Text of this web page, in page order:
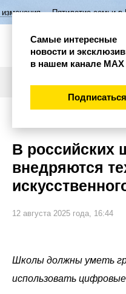
Пятилетие семьи в
В российских
внедряются
12 августа 2025 года, 16:44
Школы должны уметь
использовать
Самые интересные
новости и
в нашем канале МАХ
Подписаться